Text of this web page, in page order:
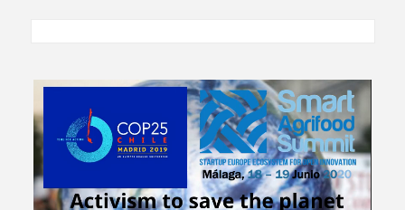
Reproductor
vídeo